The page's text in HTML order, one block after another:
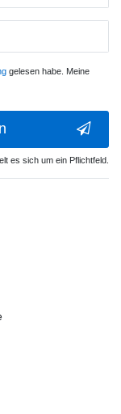
gelesen habe. Meine
es sich um ein Pflichtfeld.